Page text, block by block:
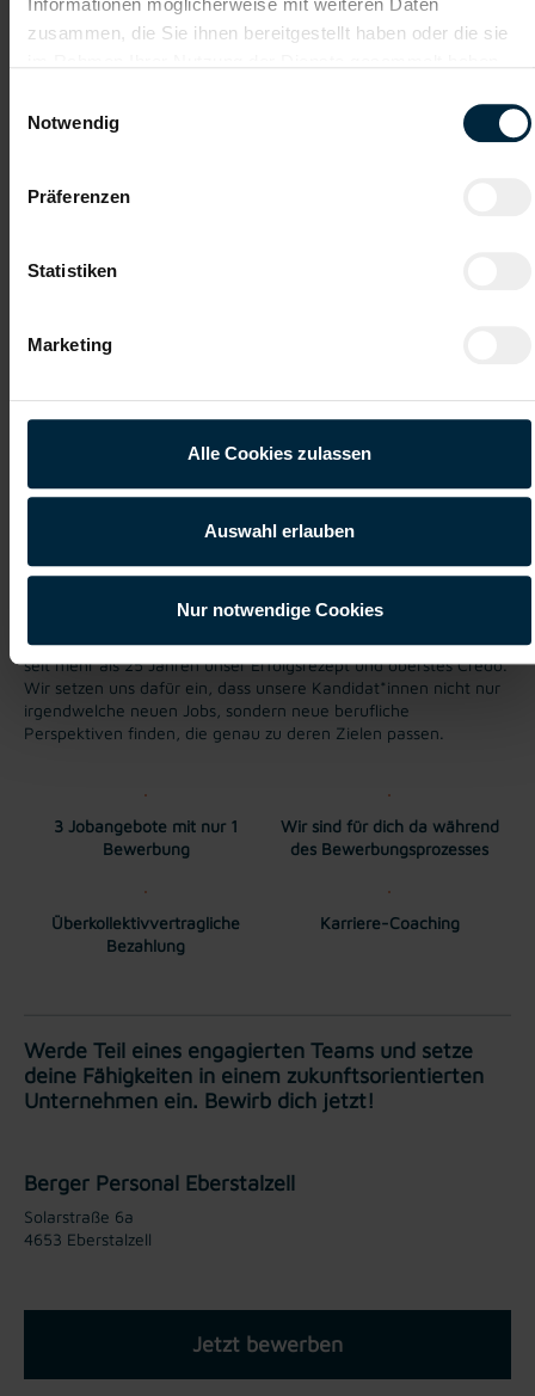
Informationen möglicherweise mit weiteren Daten
zusammen, die Sie ihnen bereitgestellt haben oder die sie
Notwendig
Präferenzen
Statistiken
Marketing
Alle Cookies zulassen
Auswahl erlauben
Nur notwendige Cookies
Kinderbetreuung
Kantine/
Betriebsrestaurant
Stammpersonal
Betriebliches
Gehalt
Berger Personal
Spezialist*innen in der Metallbranche wissen wir genau, was
persönliche Kontakt sowie eine individuelle Betreuung stehen
bei uns im Vordergrund. Dieses wertschätzende Miteinander ist
seit mehr als 25 Jahren unser Erfolgsrezept und oberstes Credo.
Wir setzen uns dafür ein, dass unsere Kandidat*innen nicht nur
irgendwelche neuen Jobs, sondern neue berufliche
Perspektiven finden, die genau zu deren Zielen passen.
3 Jobangebote mit nur 1
Bewerbung
Wir sind für dich da während
des Bewerbungsprozesses
Überkollektivvertragliche
Bezahlung
Karriere-Coaching
Werde Teil eines engagierten Teams und setze
deine Fähigkeiten in einem zukunftsorientierten
Unternehmen ein. Bewirb dich jetzt!
Berger Personal Eberstalzell
Solarstraße 6a
4653 Eberstalzell
Jetzt bewerben